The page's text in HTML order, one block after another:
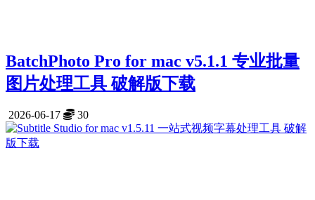
BatchPhoto Pro for mac v5.1.1 专业批量
图片处理工具 破解版下载
2026-06-17 30